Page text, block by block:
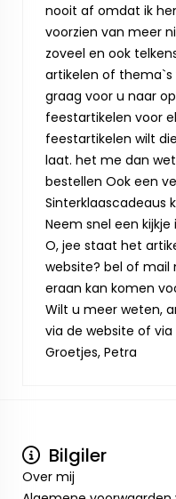
nooit af omdat ik
voorzien van meer
zoveel en ook
artikelen of
graag voor u naar
feestartikelen voor
feestartikelen wilt
laat. het me dan
bestellen Ook een
Sinterklaascadeaus
Neem snel een
O, jee staat het
website? bel of mail
eraan kan komen
Wilt u meer weten,
via de website of
Groetjes, Petra
Bilgiler
Over mij